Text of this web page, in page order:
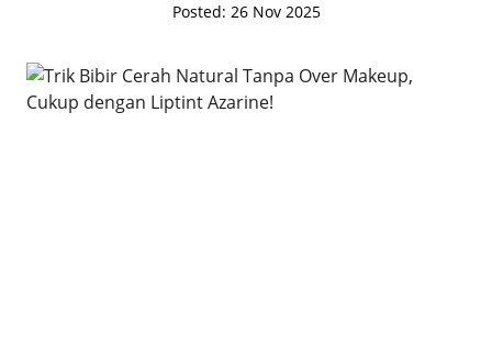
Moisturizer
Sunscreen
Posted: 26 Nov 2025